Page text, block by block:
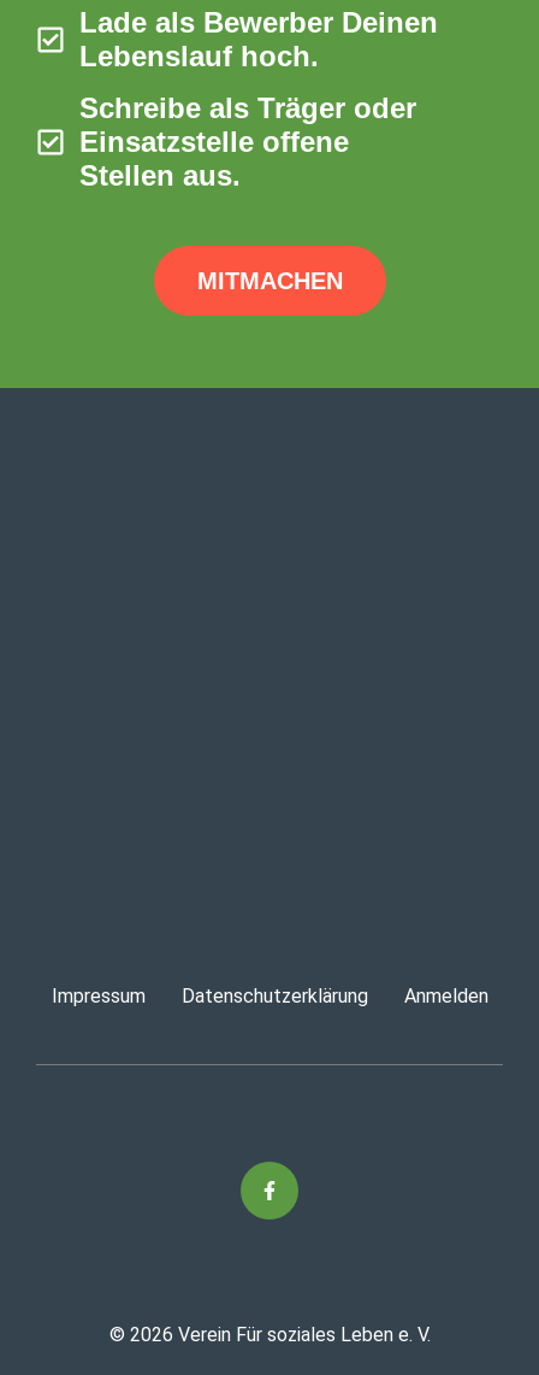
Lade als Bewerber Deinen
Lebenslauf hoch.
Schreibe als Träger oder
Einsatzstelle offene
Stellen aus.
MITMACHEN
Impressum Datenschutzerklärung Anmelden
© 2026 Verein Für soziales Leben e. V.